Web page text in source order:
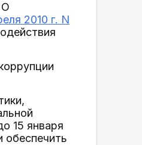
2010 г. N
15 января
обеспечить